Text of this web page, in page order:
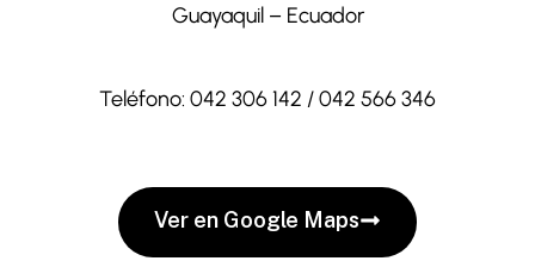
Guayaquil – Ecuador
Teléfono: 042 306 142 / 042 566 346
Ver en Google Maps